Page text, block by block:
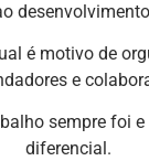
é motivo de
e
sempre foi
diferencial.